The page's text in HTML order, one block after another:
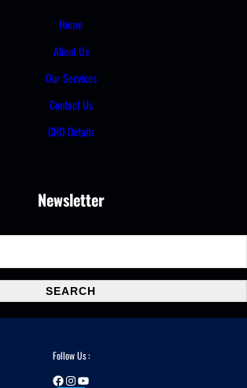
Home
About Us
Our Services
Contact Us
GRO Details
Newsletter
a
r
c
SEARCH
Follow Us :
Facebook Instagram YouTube